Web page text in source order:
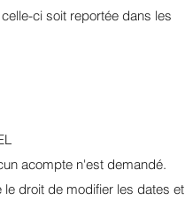
ci soit reportée dans les
acompte n'est demandé.
droit de modifier les dates et